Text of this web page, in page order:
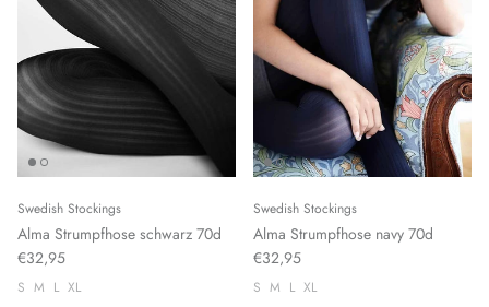
Swedish Stockings
Alma Strumpfhose schwarz 70d
€32,95
S M L XL
Swedish Stockings
Alma Strumpfhose navy 70d
€32,95
S M L XL